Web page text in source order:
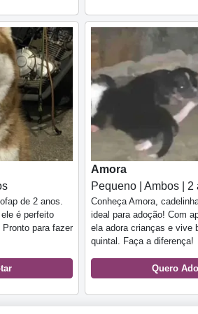
de 2 anos.
é perfeito
para fazer
Amora
Pequeno | Ambos | 2
Conheça Amora,
ideal para adoção! Com
ela adora crianças e vive
quintal. Faça a diferença!
Quero